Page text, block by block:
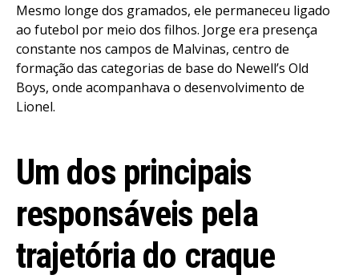
Mesmo longe dos gramados, ele permaneceu ligado
ao futebol por meio dos filhos. Jorge era presença
constante nos campos de Malvinas, centro de
formação das categorias de base do Newell’s Old
Boys, onde acompanhava o desenvolvimento de
Lionel.
Um dos principais
responsáveis pela
trajetória do craque